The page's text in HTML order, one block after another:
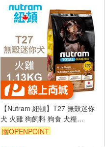
【Nutram 紐頓】T27 無穀迷你
犬 火雞 狗飼料 狗食 犬糧
1.13KG
贈OPENPOINT